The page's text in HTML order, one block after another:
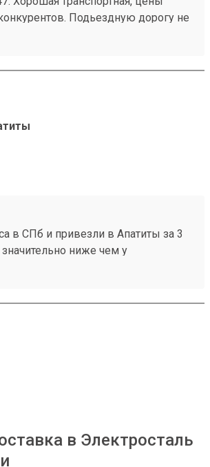
Подьездную дорогу не
упаковать. Заказы
в СПб и привезли в Апатиты за 3
ниже чем у
заказа 260691900.
в Электросталь